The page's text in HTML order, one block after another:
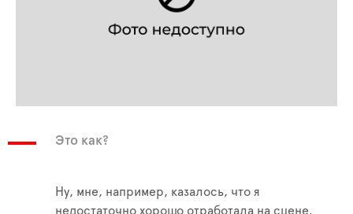
Это как?
Ну, мне, например, казалось, что я
недостаточно хорошо отработала на сцене.